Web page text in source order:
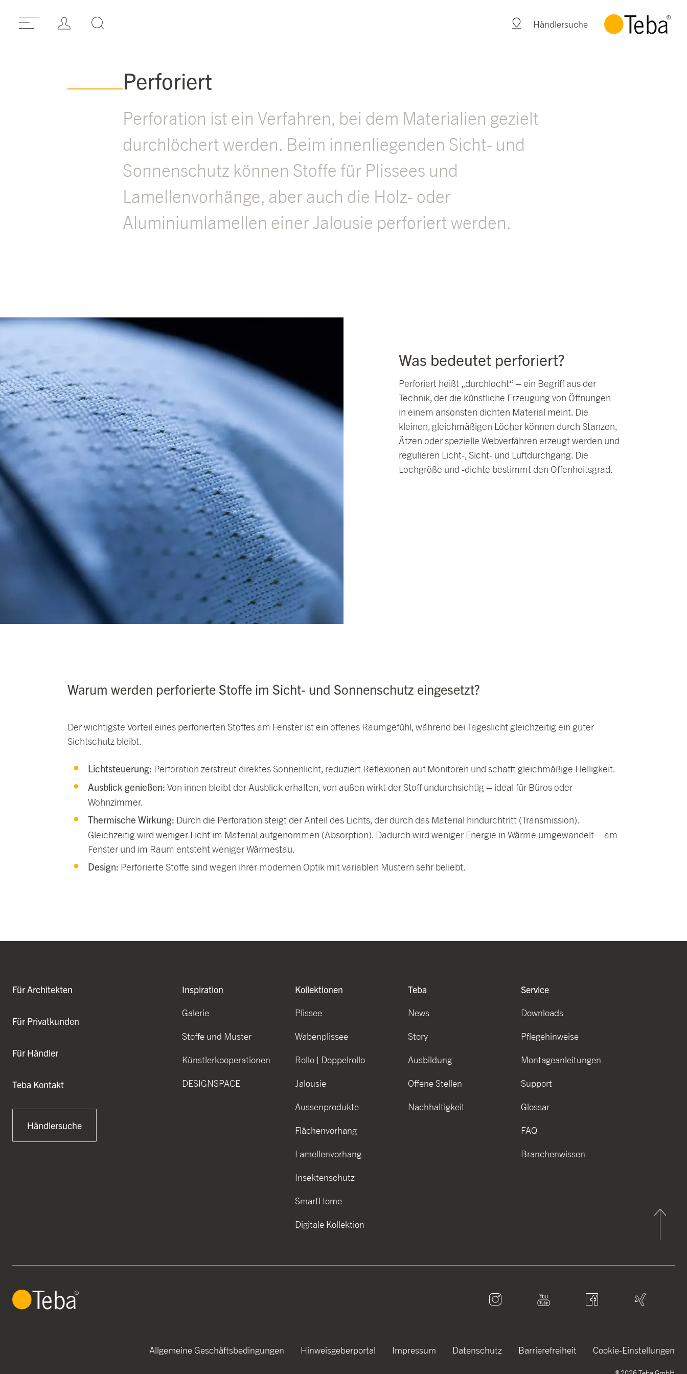
Händlersuche
Perforiert
Perforation ist ein Verfahren, bei dem Materialien gezielt
durchlöchert werden. Beim innenliegenden Sicht- und
Sonnenschutz können Stoffe für Plissees und
Lamellenvorhänge, aber auch die Holz- oder
Aluminiumlamellen einer Jalousie perforiert werden.
Was bedeutet perforiert?
Perforiert heißt „durchlocht“ – ein Begriff aus der
Technik, der die künstliche Erzeugung von Öffnungen
in einem ansonsten dichten Material meint. Die
kleinen, gleichmäßigen Löcher können durch Stanzen,
Ätzen oder spezielle Webverfahren erzeugt werden und
regulieren Licht-, Sicht- und Luftdurchgang. Die
Lochgröße und -dichte bestimmt den Offenheitsgrad.
Warum werden perforierte Stoffe im Sicht- und Sonnenschutz eingesetzt?
Der wichtigste Vorteil eines perforierten Stoffes am Fenster ist ein offenes Raumgefühl, während bei Tageslicht gleichzeitig ein guter
Sichtschutz bleibt.
Lichtsteuerung: Perforation zerstreut direktes Sonnenlicht, reduziert Reflexionen auf Monitoren und schafft gleichmäßige Helligkeit.
Ausblick genießen: Von innen bleibt der Ausblick erhalten, von außen wirkt der Stoff undurchsichtig – ideal für Büros oder
Wohnzimmer.
Thermische Wirkung: Durch die Perforation steigt der Anteil des Lichts, der durch das Material hindurchtritt (Transmission).
Gleichzeitig wird weniger Licht im Material aufgenommen (Absorption). Dadurch wird weniger Energie in Wärme umgewandelt – am
Fenster und im Raum entsteht weniger Wärmestau.
Design: Perforierte Stoffe sind wegen ihrer modernen Optik mit variablen Mustern sehr beliebt.
Für Architekten
Für Privatkunden
Für Händler
Teba Kontakt
Händlersuche
Inspiration
Galerie
Stoffe und Muster
Künstlerkooperationen
DESIGNSPACE
Kollektionen
Plissee
Wabenplissee
Rollo | Doppelrollo
Jalousie
Aussenprodukte
Flächenvorhang
Lamellenvorhang
Insektenschutz
SmartHome
Digitale Kollektion
Teba
News
Story
Ausbildung
Offene Stellen
Nachhaltigkeit
Service
Downloads
Pflegehinweise
Montageanleitungen
Support
Glossar
FAQ
Branchenwissen
Allgemeine Geschäftsbedingungen Hinweisgeberportal Impressum Datenschutz Barrierefreiheit Cookie-Einstellungen